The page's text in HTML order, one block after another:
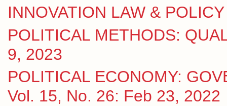
INNOVATION LAW &
POLITICAL METHODS:
9, 2023
POLITICAL ECONOMY:
Vol. 15, No. 26: Feb 23, 2022